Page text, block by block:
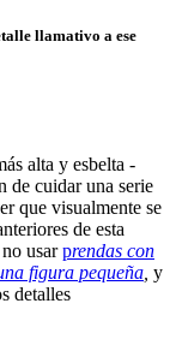
llamativo a ese
alta y esbelta -
de cuidar una serie
que visualmente se
de esta
usarprendas con
figura pequeña y
detalles